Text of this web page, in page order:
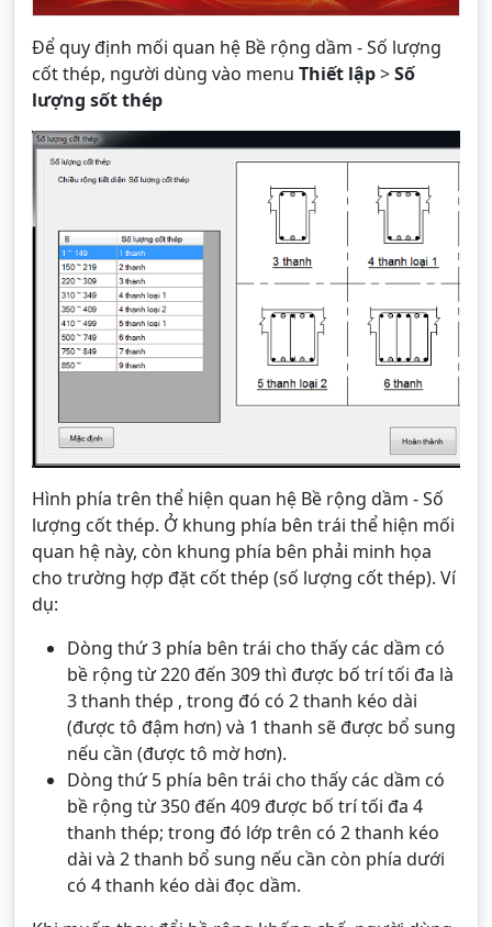
Để quy định mối quan hệ Bề rộng dầm - Số lượng
cốt thép, người dùng vào menu Thiết lập>Số
lượng sốt thép
Hình phía trên thể hiện quan hệ Bề rộng dầm - Số
lượng cốt thép. Ở khung phía bên trái thể hiện mối
quan hệ này, còn khung phía bên phải minh họa
cho trường hợp đặt cốt thép (số lượng cốt thép). Ví
dụ:
Dòng thứ 3 phía bên trái cho thấy các dầm có
bề rộng từ 220 đến 309 thì được bố trí tối đa là
3 thanh thép , trong đó có 2 thanh kéo dài
(được tô đậm hơn) và 1 thanh sẽ được bổ sung
nếu cần (được tô mờ hơn).
Dòng thứ 5 phía bên trái cho thấy các dầm có
bề rộng từ 350 đến 409 được bố trí tối đa 4
thanh thép; trong đó lớp trên có 2 thanh kéo
dài và 2 thanh bổ sung nếu cần còn phía dưới
có 4 thanh kéo dài đọc dầm.